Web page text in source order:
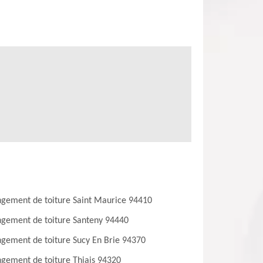
de toiture Saint Maurice 94410
de toiture Santeny 94440
de toiture Sucy En Brie 94370
de toiture Thiais 94320